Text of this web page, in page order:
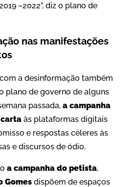
–2022”, diz o plano de
nas manifestações
a desinformação também
plano de governo de alguns
passada, a campanha
às plataformas digitais
e respostas céleres às
e discursos de ódio.
a campanha do petista,
Gomesdispõem de espaços